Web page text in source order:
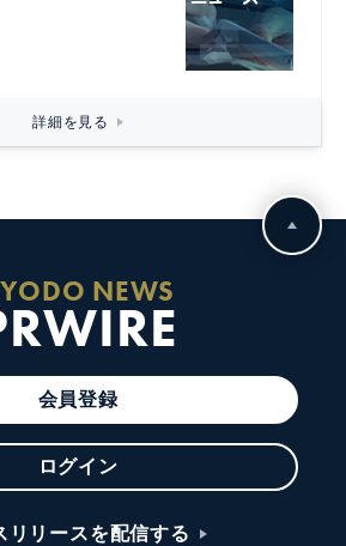
詳細を見る
NEWS
会員登録
ログイン
リリースを配信する